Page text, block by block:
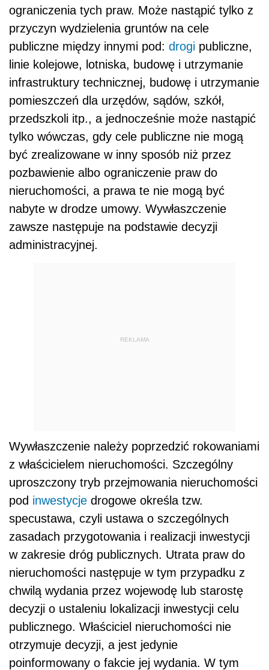
ograniczenia tych praw. Może nastąpić tylko z
przyczyn wydzielenia gruntów na cele
publiczne między innymi pod: drogi publiczne,
linie kolejowe, lotniska, budowę i utrzymanie
infrastruktury technicznej, budowę i utrzymanie
pomieszczeń dla urzędów, sądów, szkół,
przedszkoli itp., a jednocześnie może nastąpić
tylko wówczas, gdy cele publiczne nie mogą
być zrealizowane w inny sposób niż przez
pozbawienie albo ograniczenie praw do
nieruchomości, a prawa te nie mogą być
nabyte w drodze umowy. Wywłaszczenie
zawsze następuje na podstawie decyzji
administracyjnej.
REKLAMA
Wywłaszczenie należy poprzedzić rokowaniami
z właścicielem nieruchomości. Szczególny
uproszczony tryb przejmowania nieruchomości
pod inwestycje drogowe określa tzw.
specustawa, czyli ustawa o szczególnych
zasadach przygotowania i realizacji inwestycji
w zakresie dróg publicznych. Utrata praw do
nieruchomości następuje w tym przypadku z
chwilą wydania przez wojewodę lub starostę
decyzji o ustaleniu lokalizacji inwestycji celu
publicznego. Właściciel nieruchomości nie
otrzymuje decyzji, a jest jedynie
poinformowany o fakcie jej wydania. W tym